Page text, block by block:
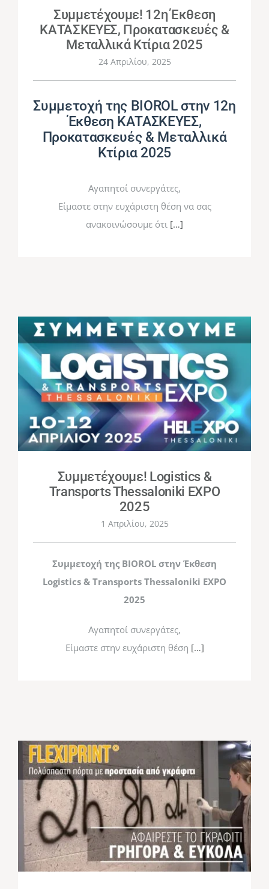
Συμμετέχουμε! 12η Έκθεση
ΚΑΤΑΣΚΕΥΕΣ, Προκατασκευές &
Μεταλλικά Κτίρια 2025
24 Απριλίου, 2025
Συμμετοχή της BIOROL στην 12η
Έκθεση ΚΑΤΑΣΚΕΥΕΣ,
Προκατασκευές & Μεταλλικά
Κτίρια 2025
Αγαπητοί συνεργάτες,
Είμαστε στην ευχάριστη θέση να σας
ανακοινώσουμε ότι […]
Συμμετέχουμε! Logistics &
Transports Thessaloniki EXPO
2025
1 Απριλίου, 2025
Συμμετοχή της BIOROL στην Έκθεση
Logistics & Transports Thessaloniki ΕΧPO
2025
Αγαπητοί συνεργάτες,
Είμαστε στην ευχάριστη θέση […]